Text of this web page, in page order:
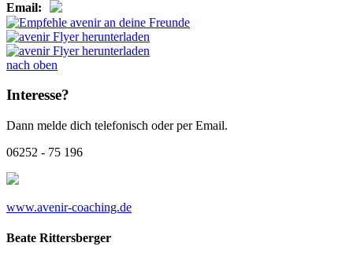
Email:
nach oben
Interesse?
Dann melde dich telefonisch oder per Email.
06252 - 75 196
www.avenir-coaching.de
Beate Rittersberger